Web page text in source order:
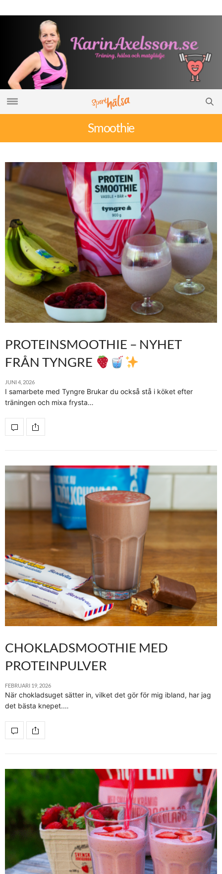
Smoothie
PROTEINSMOOTHIE – NYHET
FRÅN TYNGRE
JUNI 4, 2026
I samarbete med Tyngre Brukar du också stå i köket efter
träningen och mixa frysta…
CHOKLADSMOOTHIE MED
PROTEINPULVER
FEBRUARI 19, 2026
När chokladsuget sätter in, vilket det gör för mig ibland, har jag
det bästa knepet.…